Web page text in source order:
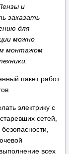
и
заказать
для
можно
монтажом
электрику с
сетей,
всех